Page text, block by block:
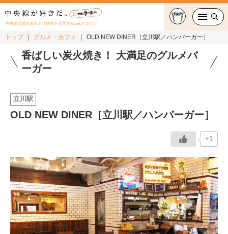
中央線沿線のお出かけ情報を発信するwebマガジン
グルメ・カフェ
おでかけ
特集
連載
中央線フェス
トップ グルメ・カフェ OLD NEW DINER［立川駅／ハンバーガー］
香ばしい炭火焼き！ 大満足のグルメバ
ーガー
立川駅
OLD NEW DINER［立川駅／ハンバーガー］
+1